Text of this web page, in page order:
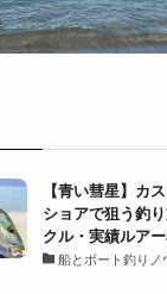
【青い彗星】カ
ショアで狙う釣
クル・実績ルア
船とボート釣りノ